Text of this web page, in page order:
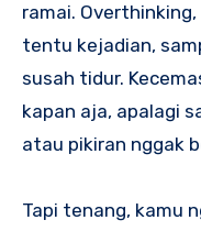
ramai.
tentu kejadian,
susah tidur.
kapan aja, apalagi
atau pikiran nggak
Tapi tenang, kamu